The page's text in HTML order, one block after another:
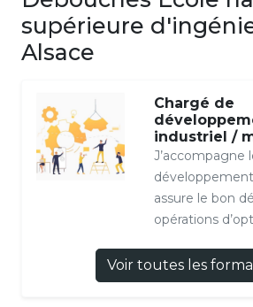
supérieure
Alsace
Chargé de
industriel /
J’accompagne
assure le bon
opérations
Voir toutes les